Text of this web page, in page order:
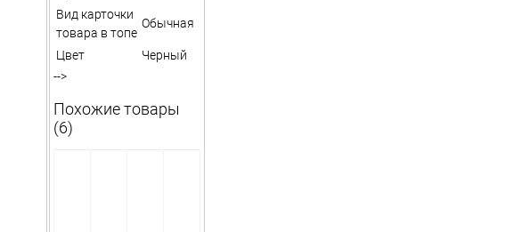
Вид карточки
товара в топе
Обычная
Цвет
Черный
-->
Похожие товары
(6)